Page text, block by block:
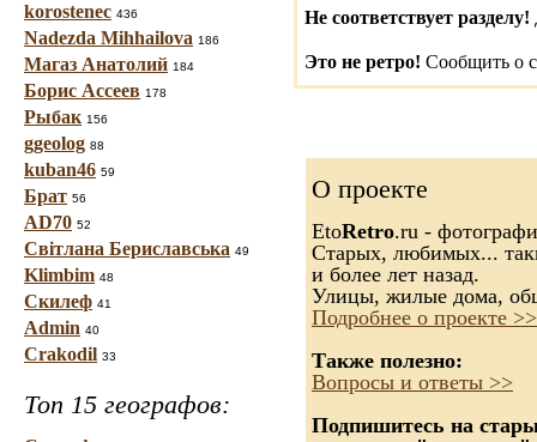
korostenec 436
Nadezda Mihhailova 186
Магаз Анатолий 184
Борис Ассеев 178
Рыбак 156
ggeolog 88
kuban46 59
Брат 56
AD70 52
Світлана Бериславська 49
Klimbim 48
Скилеф 41
Admin 40
Crakodil 33
Топ 15 географов:
Не соответствует разделу!
Это не ретро! Сообщить о
О проекте
EtoRetro.ru -
Старых, любимых...
и более лет назад.
Улицы, жилые дома,
Подробнее о проекте >>
Также полезно:
Вопросы и ответы >>
Подпишитесь на